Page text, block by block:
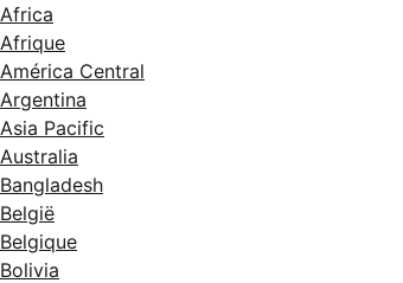
Africa
Afrique
América Central
Argentina
Asia Pacific
Australia
Bangladesh
België
Belgique
Bolivia